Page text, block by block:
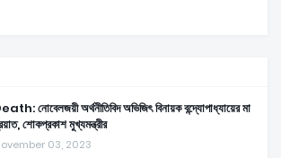
নোবেলজয়ী অর্থনীতিবিদ অভিজিৎ বিনায়ক বন্দ্যোপাধ্যায়ের মা
শোকপ্রকাশ মুখ্যমন্ত্রীর
03, 2023